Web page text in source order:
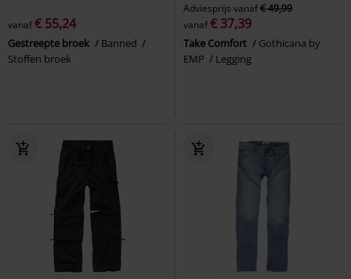
vanaf€ 55,24
Gestreepte broek
Banned
Stoffen broek
Adviesprijs vanaf€ 49,99
vanaf€ 37,39
Take Comfort
Gothicana by
EMP
Legging